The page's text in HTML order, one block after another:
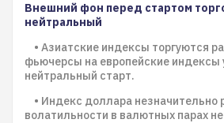
Внешний фон перед стартом
нейтральный
• Азиатские индексы торгуются
фьючерсы на европейские индексы
нейтральный старт.
• Индекс доллара незначительно
волатильности в валютных парах